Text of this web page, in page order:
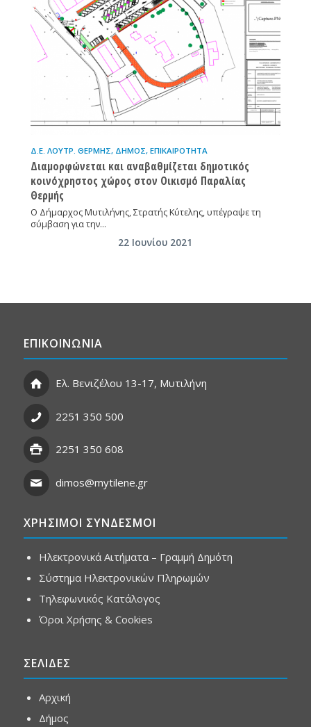
Δ.Ε. ΛΟΥΤΡ. ΘΕΡΜΉΣ, ΔΉΜΟΣ, ΕΠΙΚΑΙΡΌΤΗΤΑ
Διαμορφώνεται και αναβαθμίζεται δημοτικός
κοινόχρηστος χώρος στον Οικισμό Παραλίας
Θερμής
Ο Δήμαρχος Μυτιλήνης, Στρατής Κύτελης, υπέγραψε τη
σύμβαση για την…
22 Ιουνίου 2021
ΕΠΙΚΟΙΝΩΝΙΑ
Ελ. Βενιζέλου 13-17, Μυτιλήνη
2251 350 500
2251 350 608
dimos@mytilene.gr
ΧΡΗΣΙΜΟΙ ΣΥΝΔΕΣΜΟΙ
Ηλεκτρονικά Αιτήματα – Γραμμή Δημότη
Σύστημα Ηλεκτρονικών Πληρωμών
Τηλεφωνικός Κατάλογος
Όροι Χρήσης & Cookies
ΣΕΛΙΔΕΣ
Αρχική
Δήμος